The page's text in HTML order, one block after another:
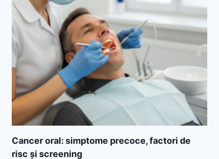
Cancer oral: simptome precoce, factori de
risc și screening